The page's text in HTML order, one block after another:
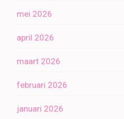
mei 2026
april 2026
maart 2026
februari 2026
januari 2026